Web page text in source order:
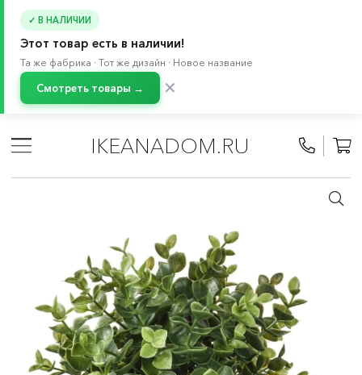
✓ В НАЛИЧИИ
Этот товар есть в наличии!
Та же фабрика · Тот же дизайн · Новое название
Смотреть товары → ✕
IKEANADOM.RU
Растения и цветы
/ Искусственные растения и цветы